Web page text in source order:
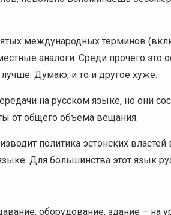
международных терминов
аналоги. Среди прочего это
Думаю, и то и другое хуже.
на русском языке, но они
от общего объема вещания.
политика эстонских властей
Для большинства этот язык
оборудование, здание – на